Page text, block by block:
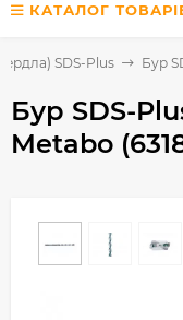
КАТАЛОГ
SDS-Plus Бур
Бур SDS-
Metabo